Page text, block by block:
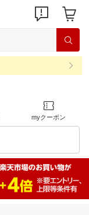
myクーポン